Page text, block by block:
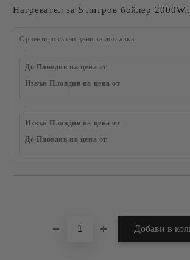
Нагревател за 5 литров бойлер 2000W..
Ориентировъчни цени за доставка
До Пловдив на цена от
Извън Пловдив на цена от
Извън Пловдив на цена от
До Пловдив на цена от